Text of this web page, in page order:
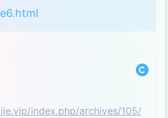
content
= sys.argv[3]
index.php/archives/105/